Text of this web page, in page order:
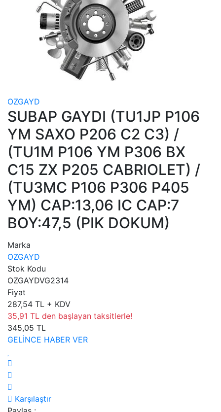
OZGAYD
SUBAP GAYDI (TU1JP P106
YM SAXO P206 C2 C3) /
(TU1M P106 YM P306 BX
C15 ZX P205 CABRIOLET) /
(TU3MC P106 P306 P405
YM) CAP:13,06 IC CAP:7
BOY:47,5 (PIK DOKUM)
Marka
OZGAYD
Stok Kodu
OZGAYDVG2314
Fiyat
287,54 TL + KDV
35,91 TL den başlayan taksitlerle!
345,05 TL
GELİNCE HABER VER
Karşılaştır